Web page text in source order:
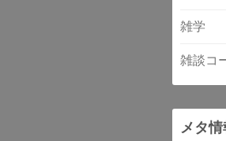
雑学
雑談コ
メタ情